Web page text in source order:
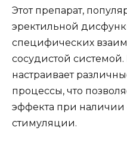
Этот препарат,
эректильной
специфических
сосудистой
настраивает
процессы, что
эффекта при наличии
стимуляции.